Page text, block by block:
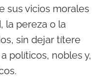
sus vicios morales
la pereza o la
sin dejar títere
políticos, nobles y,